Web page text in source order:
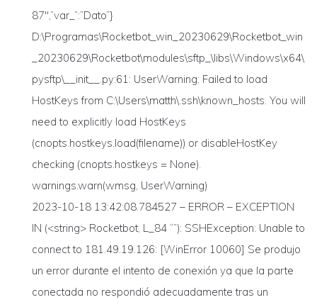
87″,”var_”:”Dato”}
D:\Programas\Rocketbot_win_20230629\Rocketbot_win
_20230629\Rocketbot\modules\sftp_\libs\Windows\x64\
pysftp\__init__.py:61: UserWarning: Failed to load
HostKeys from C:\Users\matth\.ssh\known_hosts. You will
need to explicitly load HostKeys
(cnopts.hostkeys.load(filename)) or disableHostKey
checking (cnopts.hostkeys = None).
warnings.warn(wmsg, UserWarning)
2023-10-18 13:42:08.784527 – ERROR – EXCEPTION
IN (<string> Rocketbot, L_84 “”): SSHException: Unable to
connect to 181.49.19.126: [WinError 10060] Se produjo
un error durante el intento de conexión ya que la parte
conectada no respondió adecuadamente tras un